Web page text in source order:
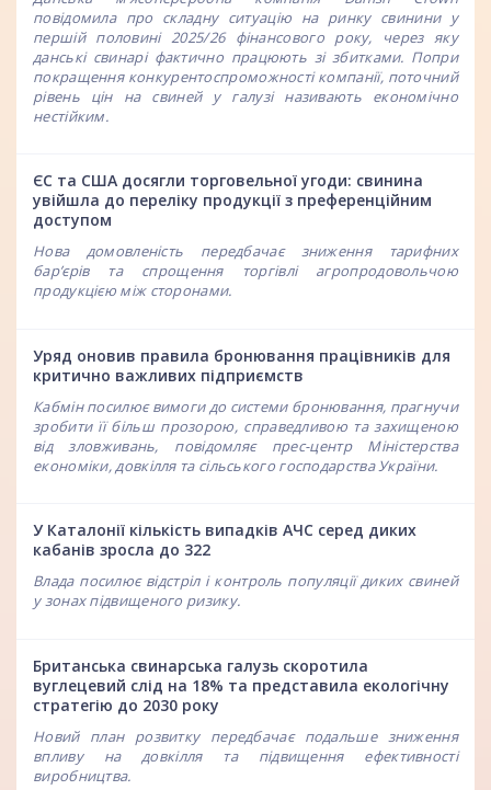
повідомила про складну ситуацію на ринку свинини у
першій половині 2025/26 фінансового року, через яку
данські свинарі фактично працюють зі збитками. Попри
покращення конкурентоспроможності компанії, поточний
рівень цін на свиней у галузі називають економічно
нестійким.
ЄС та США досягли торговельної угоди: свинина
увійшла до переліку продукції з преференційним
доступом
Нова домовленість передбачає зниження тарифних
бар’єрів та спрощення торгівлі агропродовольчою
продукцією між сторонами.
Уряд оновив правила бронювання працівників для
критично важливих підприємств
Кабмін посилює вимоги до системи бронювання, прагнучи
зробити її більш прозорою, справедливою та захищеною
від зловживань, повідомляє прес-центр Міністерства
економіки, довкілля та сільського господарства України.
У Каталонії кількість випадків АЧС серед диких
кабанів зросла до 322
Влада посилює відстріл і контроль популяції диких свиней
у зонах підвищеного ризику.
Британська свинарська галузь скоротила
вуглецевий слід на 18% та представила екологічну
стратегію до 2030 року
Новий план розвитку передбачає подальше зниження
впливу на довкілля та підвищення ефективності
виробництва.